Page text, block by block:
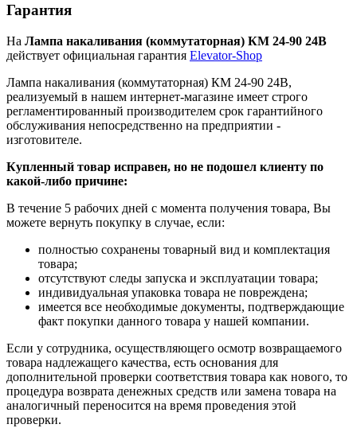
Гарантия
На Лампа накаливания (коммутаторная) КМ 24-90 24В
действует официальная гарантия Elevator-Shop
Лампа накаливания (коммутаторная) КМ 24-90 24В,
реализуемый в нашем интернет-магазине имеет строго
регламентированный производителем срок гарантийного
обслуживания непосредственно на предприятии -
изготовителе.
Купленный товар исправен, но не подошел клиенту по
какой-либо причине:
В течение 5 рабочих дней с момента получения товара, Вы
можете вернуть покупку в случае, если:
полностью сохранены товарный вид и комплектация
товара;
отсутствуют следы запуска и эксплуатации товара;
индивидуальная упаковка товара не повреждена;
имеется все необходимые документы, подтверждающие
факт покупки данного товара у нашей компании.
Если у сотрудника, осуществляющего осмотр возвращаемого
товара надлежащего качества, есть основания для
дополнительной проверки соответствия товара как нового, то
процедура возврата денежных средств или замена товара на
аналогичный переносится на время проведения этой
проверки.